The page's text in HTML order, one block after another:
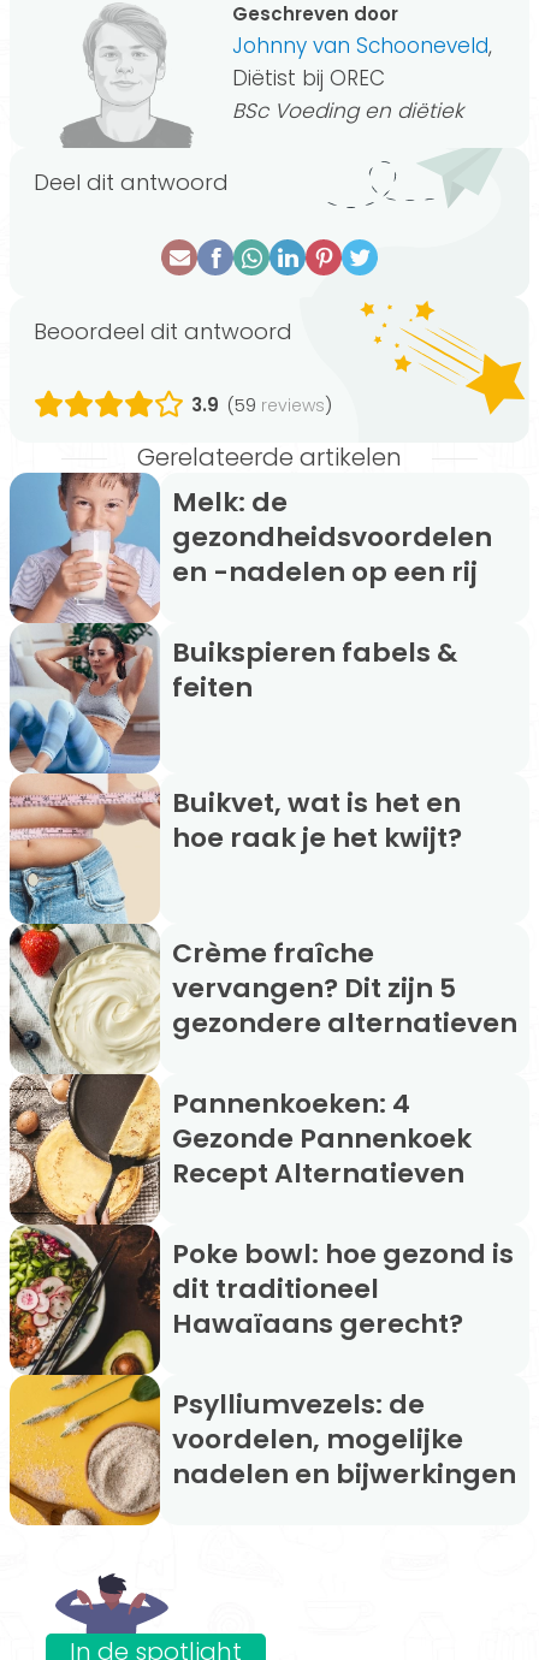
Geschreven door
Johnny van Schooneveld,
Diëtist bij OREC
BSc Voeding en diëtiek
Deel dit antwoord
Beoordeel dit antwoord
3.9 (59 reviews)
Gerelateerde artikelen
Melk: de
gezondheidsvoordelen
en -nadelen op een rij
Buikspieren fabels &
feiten
Buikvet, wat is het en
hoe raak je het kwijt?
Crème fraîche
vervangen? Dit zijn 5
gezondere alternatieven
Pannenkoeken: 4
Gezonde Pannenkoek
Recept Alternatieven
Poke bowl: hoe gezond is
dit traditioneel
Hawaïaans gerecht?
Psylliumvezels: de
voordelen, mogelijke
nadelen en bijwerkingen
In de spotlight